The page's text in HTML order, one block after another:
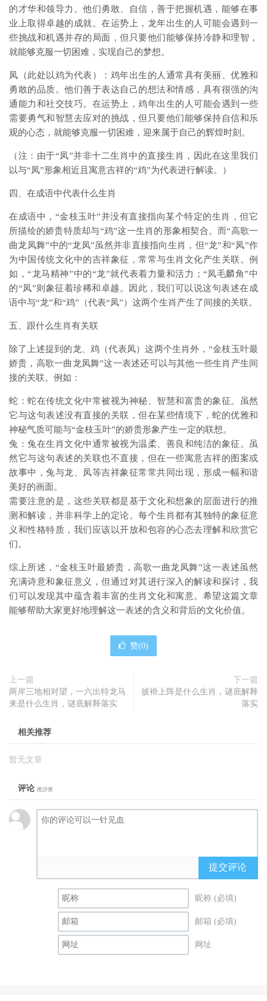
的才华和领导力。他们勇敢、自信，善于把握机遇，能够在事
业上取得卓越的成就。在运势上，龙年出生的人可能会遇到一
些挑战和机遇并存的局面，但只要他们能够保持冷静和理智，
就能够克服一切困难，实现自己的梦想。
凤（此处以鸡为代表）：鸡年出生的人通常具有美丽、优雅和
勇敢的品质。他们善于表达自己的想法和情感，具有很强的沟
通能力和社交技巧。在运势上，鸡年出生的人可能会遇到一些
需要勇气和智慧去应对的挑战，但只要他们能够保持自信和乐
观的心态，就能够克服一切困难，迎来属于自己的辉煌时刻。
（注：由于“凤”并非十二生肖中的直接生肖，因此在这里我们
以与“凤”形象相近且寓意吉祥的“鸡”为代表进行解读。）
四、在成语中代表什么生肖
在成语中，“金枝玉叶”并没有直接指向某个特定的生肖，但它
所描绘的娇贵特质却与“鸡”这一生肖的形象相契合。而“高歌一
曲龙凤舞”中的“龙凤”虽然并非直接指向生肖，但“龙”和“凤”作
为中国传统文化中的吉祥象征，常常与生肖文化产生关联。例
如，“龙马精神”中的“龙”就代表着力量和活力；“凤毛麟角”中
的“凤”则象征着珍稀和卓越。因此，我们可以说这句表述在成
语中与“龙”和“鸡”（代表“凤”）这两个生肖产生了间接的关联。
五、跟什么生肖有关联
除了上述提到的龙、鸡（代表凤）这两个生肖外，“金枝玉叶最
娇贵，高歌一曲龙凤舞”这一表述还可以与其他一些生肖产生间
接的关联。例如：
蛇：蛇在传统文化中常被视为神秘、智慧和富贵的象征。虽然
它与这句表述没有直接的关联，但在某些情境下，蛇的优雅和
神秘气质可能与“金枝玉叶”的娇贵形象产生一定的联想。
兔：兔在生肖文化中通常被视为温柔、善良和纯洁的象征。虽
然它与这句表述的关联也不直接，但在一些寓意吉祥的图案或
故事中，兔与龙、凤等吉祥象征常常共同出现，形成一幅和谐
美好的画面。
需要注意的是，这些关联都是基于文化和想象的层面进行的推
测和解读，并非科学上的定论。每个生肖都有其独特的象征意
义和性格特质，我们应该以开放和包容的心态去理解和欣赏它
们。
综上所述，“金枝玉叶最娇贵，高歌一曲龙凤舞”这一表述虽然
充满诗意和象征意义，但通过对其进行深入的解读和探讨，我
们可以发现其中蕴含着丰富的生肖文化和寓意。希望这篇文章
能够帮助大家更好地理解这一表述的含义和背后的文化价值。
赞(0)
上一篇
两岸三地相对望，一六出特龙马
来是什么生肖，谜底解释落实
下一篇
披褂上阵是什么生肖，谜底解释
落实
相关推荐
暂无文章
评论 抢沙发
提交评论
昵称 (必填)
邮箱 (必填)
网址